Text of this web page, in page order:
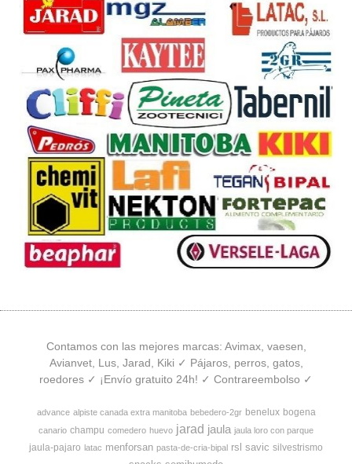
Contamos con las mejores marcas: Avimax, vaesen,
Avianvet, Lus, Jarad, Kiki ✓ Pájaros, perros, gatos,
roedores ✓ ¡Envío gratuito 24h! ✓ Contrareembolso ✓
advance alpiste canada extra manitoba bebedero-2gr benelux bogena
canario champu comedero huevo jarad jaula jaula loro con parque
jaula-pajaro latac menforsan pasta-de-cria-bipal rsl savic silvestrismo